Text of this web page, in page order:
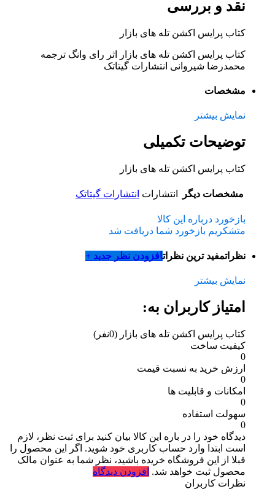
نقد و بررسی
کتاب پرایس اکشن تله های بازار
کتاب پرایس اکشن تله های بازار اثر رای وانگ ترجمه
محمدرضا شیروانی انتشارات گیتاتک
مشخصات
نمایش بیشتر
توضیحات تکمیلی
کتاب پرایس اکشن تله های بازار
مشخصات دیگر انتشارات انتشارات گیتاتک
بازخورد درباره این کالا
متشکریم بازخورد شما دریافت شد
نظراتمفید ترین نظراتافزودن نظر جدید +
نمایش بیشتر
امتیاز کاربران به:
کتاب پرایس اکشن تله های بازار (0نفر)
کیفیت ساخت
0
ارزش خرید به نسبت قیمت
0
امکانات و قابلیت ها
0
سهولت استفاده
0
دیدگاه خود را در باره این کالا بیان کنید برای ثبت نظر، لازم
است ابتدا وارد حساب کاربری خود شوید. اگر این محصول را
قبلا از این فروشگاه خریده باشید، نظر شما به عنوان مالک
محصول ثبت خواهد شد. افزودن دیدگاه
نظرات کاربران